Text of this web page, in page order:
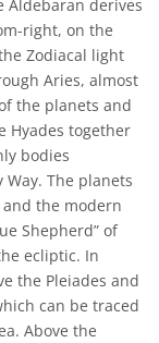
derives
right, on the
Zodiacal light
Aries, almost
the planets and
Hyades together
bodies
The planets
the modern
Shepherd” of
ecliptic. In
the Pleiades and
can be traced
Above the